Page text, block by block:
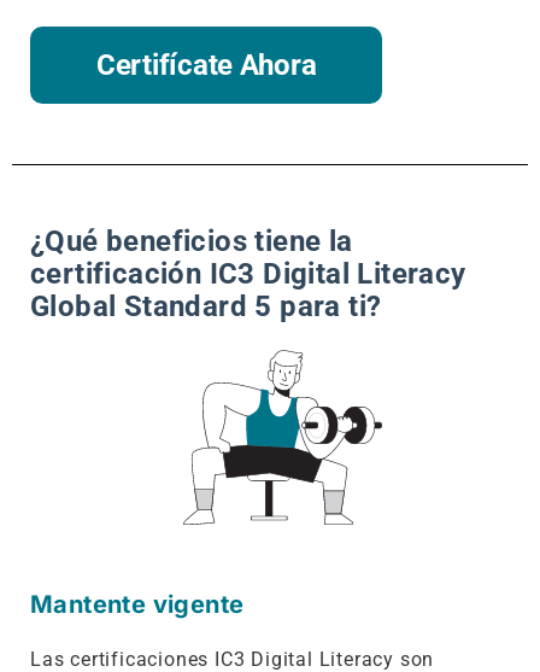
Certifícate Ahora
¿Qué beneficios tiene la
certificación IC3 Digital Literacy
Global Standard 5 para ti?
Mantente vigente
Las certificaciones IC3 Digital Literacy son